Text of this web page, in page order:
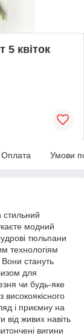
5 квіток
Оплата Умови
стильний
модний
тюльпани
технологіям
стануть
для
чи будь-яке
високоякісного
і приємну на
від живих навіть
вигини